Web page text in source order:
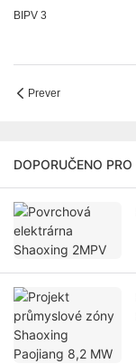
Prever
DOPORUČENO